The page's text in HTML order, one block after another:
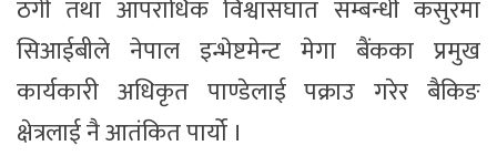
ठगी तथा आपराधिक विश्वासघात सम्बन्धी कसुरमा
सिआईबीले नेपाल इन्भेष्टमेन्ट मेगा बैंकका प्रमुख
कार्यकारी अधिकृत पाण्डेलाई पक्राउ गरेर बैकिङ
क्षेत्रलाई नै आतंकित पार्यो ।